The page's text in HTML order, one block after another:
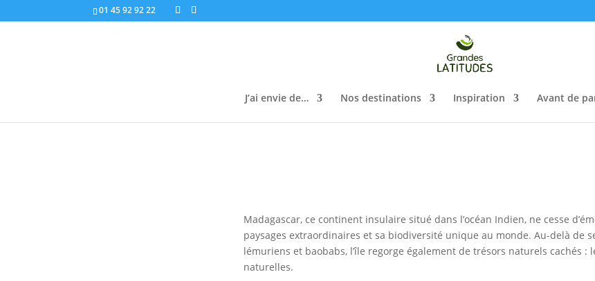
01 45 92 92 22
J’ai envie de… Nos destinations Inspiration Avant de
Madagascar, ce continent insulaire situé dans l’océan Indien, ne cesse
paysages extraordinaires et sa biodiversité unique au monde. Au-delà de
lémuriens et baobabs, l’île regorge également de trésors naturels cachés :
naturelles.